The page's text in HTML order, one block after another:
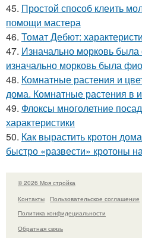
45. Простой способ клеить
помощи мастера
46. Томат Дебют:
47. Изначально морковь
изначально морковь была
48. Комнатные растения и
дома. Комнатные растения в
49. Флоксы многолетние
характеристики
50. Как вырастить кротон
быстро «развести» кротоны
© 2026 Моя стройка
Контакты
Пользовательское соглашение
Политика конфидециальности
Обратная связь